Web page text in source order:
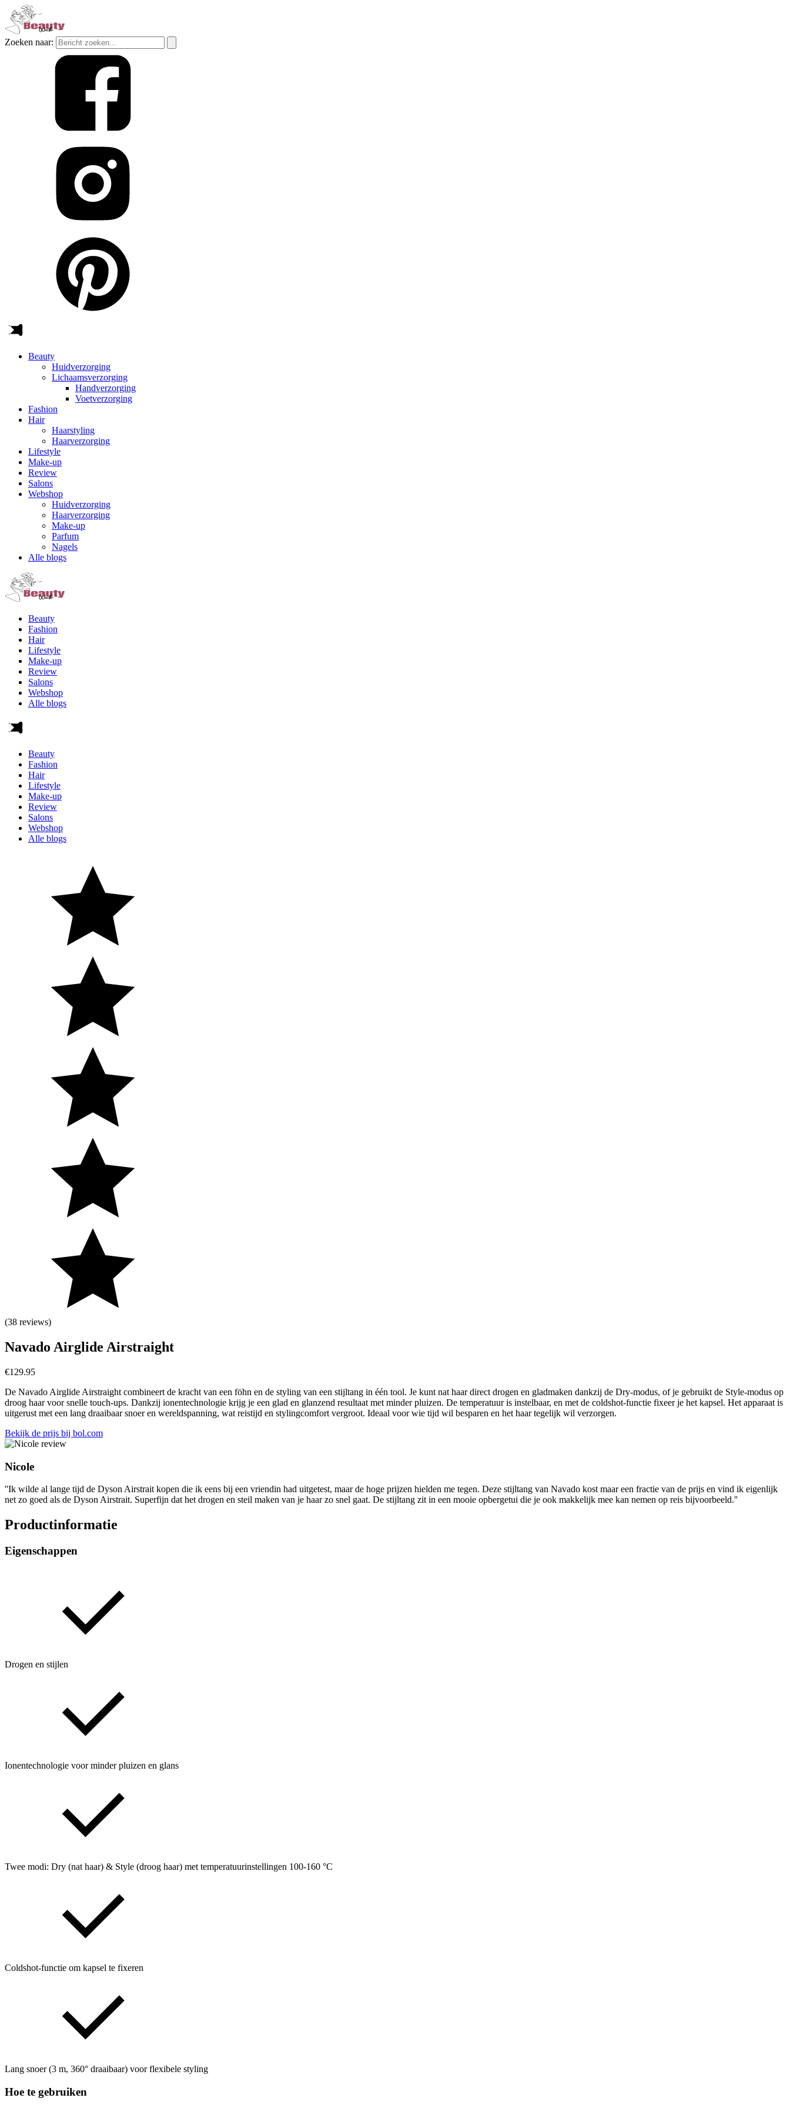
Zoeken naar:
Beauty
Huidverzorging
Lichaamsverzorging
Handverzorging
Voetverzorging
Fashion
Hair
Haarstyling
Haarverzorging
Lifestyle
Make-up
Review
Salons
Webshop
Huidverzorging
Haarverzorging
Make-up
Parfum
Nagels
Alle blogs
Beauty
Fashion
Hair
Lifestyle
Make-up
Review
Salons
Webshop
Alle blogs
Beauty
Fashion
Hair
Lifestyle
Make-up
Review
Salons
Webshop
Alle blogs
(38 reviews)
Navado Airglide Airstraight
€129.95
De Navado Airglide Airstraight combineert de kracht van een föhn en de styling van een stijltang in één tool. Je kunt nat haar direct drogen en gladmaken dankzij de Dry-modus, of je gebruikt de Style-modus op
droog haar voor snelle touch-ups. Dankzij ionentechnologie krijg je een glad en glanzend resultaat met minder pluizen. De temperatuur is instelbaar, en met de coldshot-functie fixeer je het kapsel. Het apparaat is
uitgerust met een lang draaibaar snoer en wereldspanning, wat reistijd en stylingcomfort vergroot. Ideaal voor wie tijd wil besparen en het haar tegelijk wil verzorgen.
Bekijk de prijs bij bol.com
Nicole
''Ik wilde al lange tijd de Dyson Airstrait kopen die ik eens bij een vriendin had uitgetest, maar de hoge prijzen hielden me tegen. Deze stijltang van Navado kost maar een fractie van de prijs en vind ik eigenlijk
net zo goed als de Dyson Airstrait. Superfijn dat het drogen en steil maken van je haar zo snel gaat. De stijltang zit in een mooie opbergetui die je ook makkelijk mee kan nemen op reis bijvoorbeeld.''
Productinformatie
Eigenschappen
Drogen en stijlen
Ionentechnologie voor minder pluizen en glans
Twee modi: Dry (nat haar) & Style (droog haar) met temperatuurinstellingen 100-160 °C
Coldshot-functie om kapsel te fixeren
Lang snoer (3 m, 360° draaibaar) voor flexibele styling
Hoe te gebruiken